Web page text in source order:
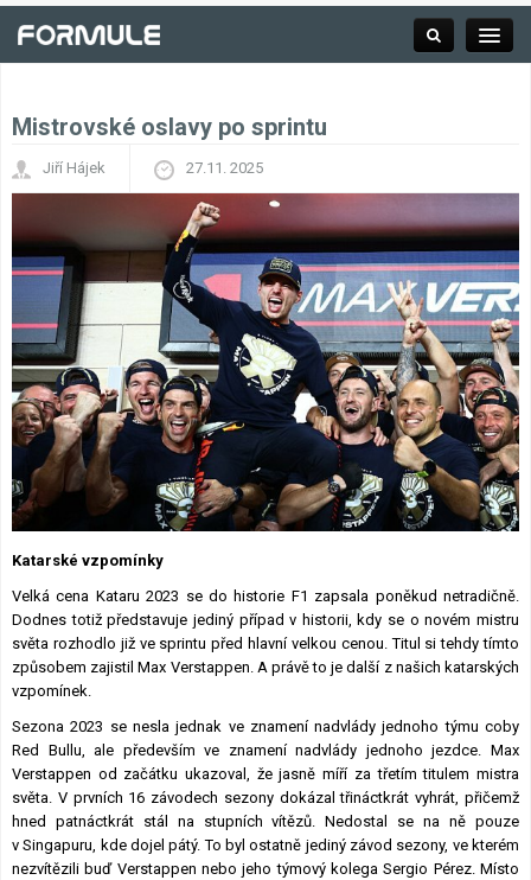
Závodní série
Kalendář F1
Výsledky F1
Týmy a jezdci F1
Okruhy F1
Mistrovské oslavy po sprintu
Jiří Hájek 27.11. 2025
Katarské vzpomínky
Velká cena Kataru 2023 se do historie F1 zapsala poněkud netradičně.
Dodnes totiž představuje jediný případ v historii, kdy se o novém mistru
světa rozhodlo již ve sprintu před hlavní velkou cenou. Titul si tehdy tímto
způsobem zajistil Max Verstappen. A právě to je další z našich katarských
vzpomínek.
Sezona 2023 se nesla jednak ve znamení nadvlády jednoho týmu coby
Red Bullu, ale především ve znamení nadvlády jednoho jezdce. Max
Verstappen od začátku ukazoval, že jasně míří za třetím titulem mistra
světa. V prvních 16 závodech sezony dokázal třináctkrát vyhrát, přičemž
hned patnáctkrát stál na stupních vítězů. Nedostal se na ně pouze
v Singapuru, kde dojel pátý. To byl ostatně jediný závod sezony, ve kterém
nezvítězili buď Verstappen nebo jeho týmový kolega Sergio Pérez. Místo